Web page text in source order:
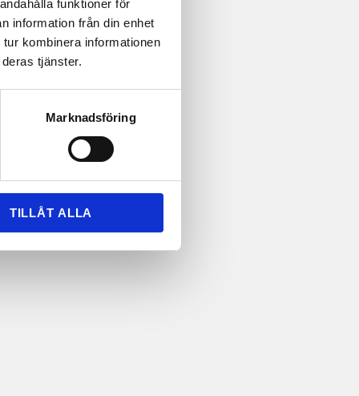
funktioner för
information från din enhet
kombinera informationen
tjänster.
Marknadsföring
TILLÅT ALLA